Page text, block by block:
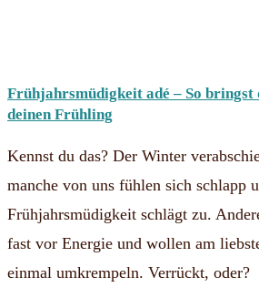
Frühjahrsmüdigkeit adé – So bringst
deinen Frühling
Kennst du das? Der Winter
manche von uns fühlen sich schlapp
Frühjahrsmüdigkeit schlägt zu.
fast vor Energie und wollen am
einmal umkrempeln. Verrückt, oder?